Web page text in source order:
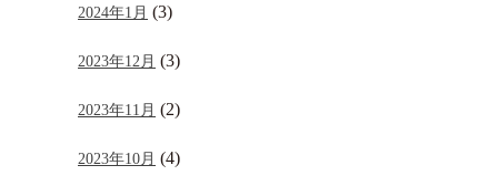
2024年1月 (3)
2023年12月 (3)
2023年11月 (2)
2023年10月 (4)